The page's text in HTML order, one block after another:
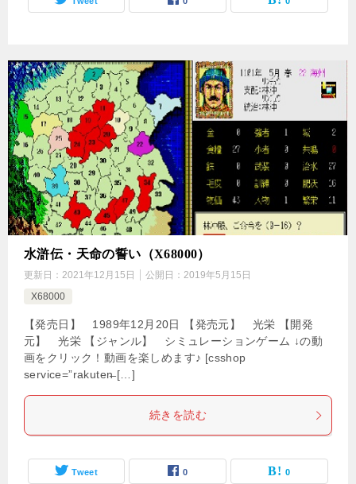
水滸伝・天命の誓い（X68000）
更新日： 2021年12月15日 公開日： 2019年5月15日
X68000
【発売日】 1989年12月20日 【発売元】 光栄 【開発
元】 光栄 【ジャンル】 シミュレーションゲーム ↓の動
画をクリック！動画を楽しめます♪ [csshop
service=”rakuten̶ […]
続きを読む
Tweet 0 0